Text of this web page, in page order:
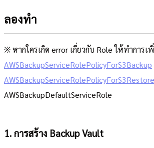
ลองทำ
※ หากใครเกิด error เกี่ยวกับ Role ให้ทำการเ
AWSBackupServiceRolePolicyForS3Backup
AWSBackupServiceRolePolicyForS3Restore
AWSBackupDefaultServiceRole
1. การสร้าง Backup Vault